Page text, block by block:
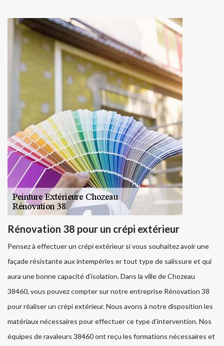
Rénovation 38 pour un crépi extérieur
Pensez à effectuer un crépi extérieur si vous souhaitez avoir une
façade résistante aux intempéries er tout type de salissure et qui
aura une bonne capacité d’isolation. Dans la ville de Chozeau
38460, vous pouvez compter sur notre entreprise Rénovation 38
pour réaliser un crépi extérieur. Nous avons à notre disposition les
matériaux nécessaires pour effectuer ce type d’intervention. Nos
équipes de ravaleurs 38460 ont reçu les formations nécessaires et